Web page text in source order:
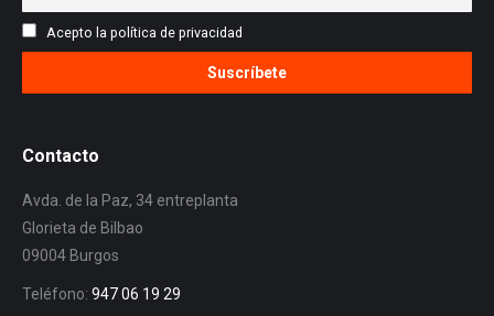
Acepto la política de privacidad
Contacto
Avda. de la Paz, 34 entreplanta
Glorieta de Bilbao
09004 Burgos
Teléfono: 947 06 19 29